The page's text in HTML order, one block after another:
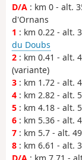
D/A : km 0 - alt.
d'Ornans
1 : km 0.22 - alt.
du Doubs
2 : km 0.41 - alt.
(variante)
3 : km 1.72 - alt.
4 : km 2.82 - alt.
5 : km 4.18 - alt.
6 : km 5.36 - alt.
7 : km 5.7 - alt.
8 : km 6.61 - alt.
D/A : km 7.71 -